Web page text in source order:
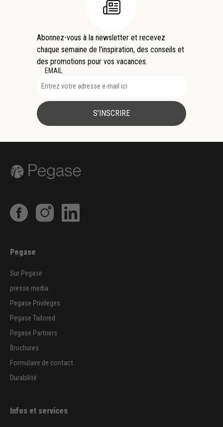
Abonnez-vous à la newsletter et recevez
chaque semaine de l'inspiration, des conseils et
des promotions pour vos vacances.
EMAIL
S'INSCRIRE
Pegase
Sur Pegase
presse media
Pegase Privileges
Pegase Tailored
Pegase Partners
Brochures
Formulaire de contact
Durabilité
Infos et services